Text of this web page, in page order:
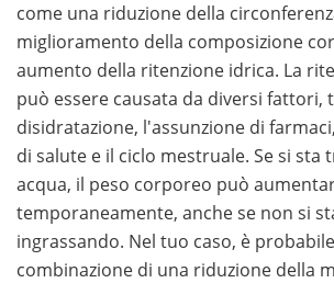
come una riduzione della
miglioramento della composizione
aumento della ritenzione idrica. La
può essere causata da diversi fattori,
disidratazione, l'assunzione di
di salute e il ciclo mestruale. Se si sta
acqua, il peso corporeo può
temporaneamente, anche se non si
ingrassando. Nel tuo caso, è
combinazione di una riduzione della